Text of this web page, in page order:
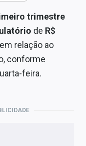
trimestre
de R$
relação ao
conforme
feira.